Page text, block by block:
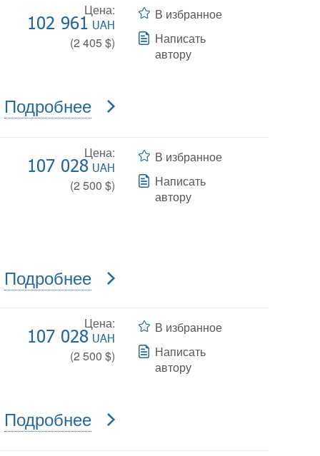
Цена:
102 961 UAH
(2 405 $)
Подробнее
В избранное
Написать
автору
Цена:
107 028UAH
(2 500 $)
Подробнее
В избранное
Написать
автору
Цена:
107 028UAH
(2 500 $)
Подробнее
В избранное
Написать
автору